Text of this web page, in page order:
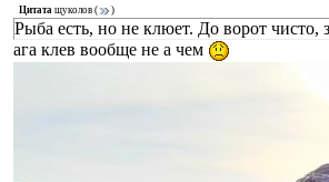
Цитата щуколов ( )
Рыба есть, но не клюет. До ворот
ага клев вообще не а чем